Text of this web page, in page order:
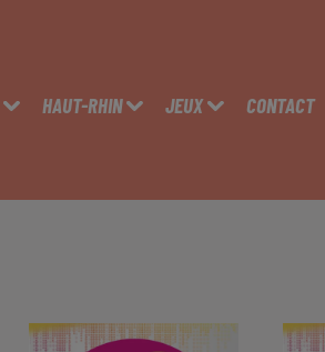
HAUT-RHIN JEUX CONTACT